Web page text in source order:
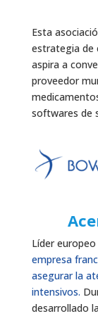
Esta
estrategia de
aspira a
proveedor
softwares de
Líder
empresa
asegurar la
intensivos.
desarrollado